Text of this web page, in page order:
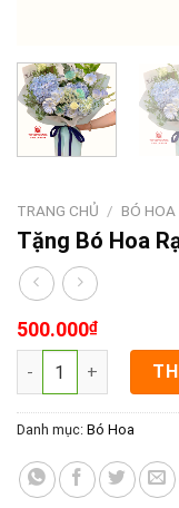
TRANG CHỦ / BÓ HOA
Tặng Bó Hoa
500.000₫
Tặng Bó Hoa Rạch
Danh mục: Bó Hoa